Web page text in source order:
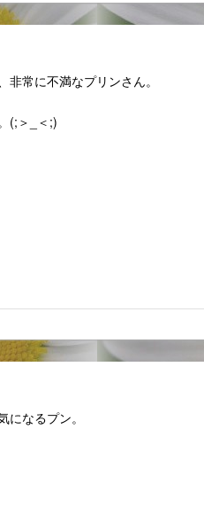
常に不満なプリンさん。
(;＞_＜;)
なるプン。